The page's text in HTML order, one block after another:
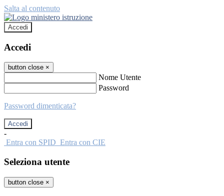
Salta al contenuto
Accedi
Accedi
button close ×
Nome Utente
Password
Password dimenticata?
-
Entra con SPID Entra con CIE
Seleziona utente
button close ×